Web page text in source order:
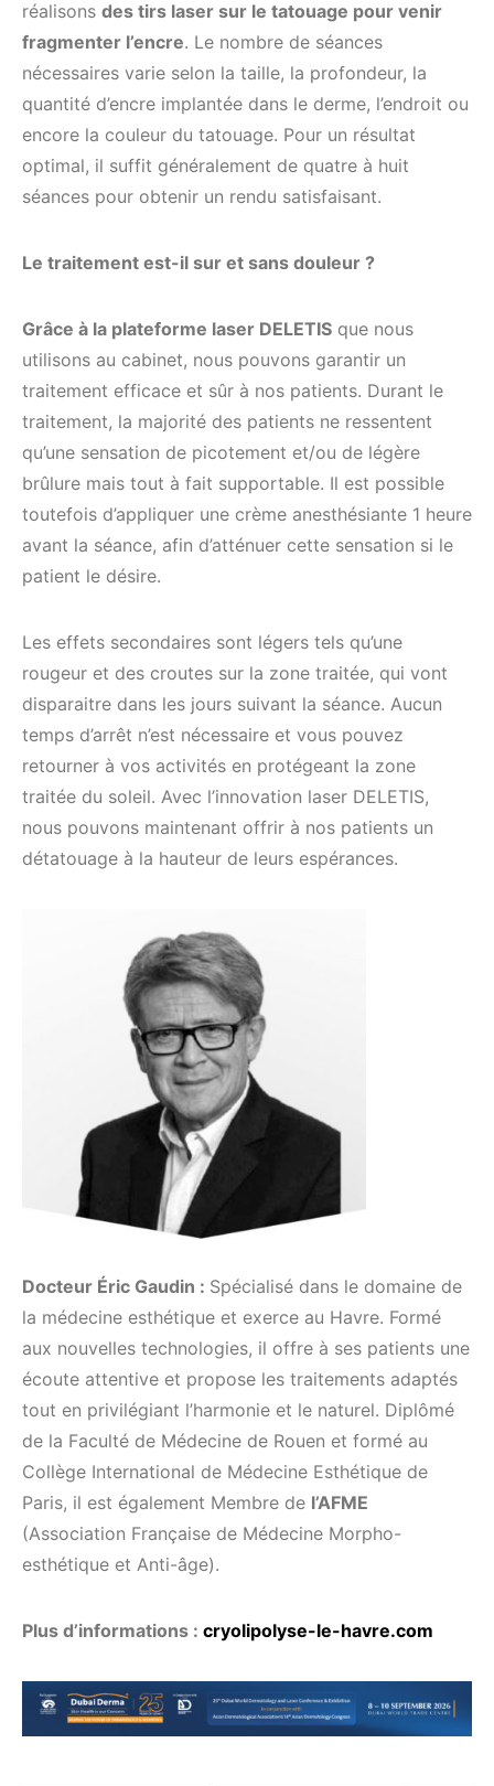
réalisons des tirs laser sur le tatouage pour venir
fragmenter l’encre. Le nombre de séances
nécessaires varie selon la taille, la profondeur, la
quantité d’encre implantée dans le derme, l’endroit ou
encore la couleur du tatouage. Pour un résultat
optimal, il suffit généralement de quatre à huit
séances pour obtenir un rendu satisfaisant.
Le traitement est-il sur et sans douleur ?
Grâce à la plateforme laser DELETIS que nous
utilisons au cabinet, nous pouvons garantir un
traitement efficace et sûr à nos patients. Durant le
traitement, la majorité des patients ne ressentent
qu’une sensation de picotement et/ou de légère
brûlure mais tout à fait supportable. Il est possible
toutefois d’appliquer une crème anesthésiante 1 heure
avant la séance, afin d’atténuer cette sensation si le
patient le désire.
Les effets secondaires sont légers tels qu’une
rougeur et des croutes sur la zone traitée, qui vont
disparaitre dans les jours suivant la séance. Aucun
temps d’arrêt n’est nécessaire et vous pouvez
retourner à vos activités en protégeant la zone
traitée du soleil. Avec l’innovation laser DELETIS,
nous pouvons maintenant offrir à nos patients un
détatouage à la hauteur de leurs espérances.
Docteur Éric Gaudin : Spécialisé dans le domaine de
la médecine esthétique et exerce au Havre. Formé
aux nouvelles technologies, il offre à ses patients une
écoute attentive et propose les traitements adaptés
tout en privilégiant l’harmonie et le naturel. Diplômé
de la Faculté de Médecine de Rouen et formé au
Collège International de Médecine Esthétique de
Paris, il est également Membre de l’AFME
(Association Française de Médecine Morpho-
esthétique et Anti-âge).
Plus d’informations : cryolipolyse-le-havre.com